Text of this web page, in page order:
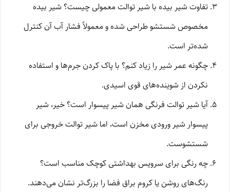
تفاوت شیر بیده با شیر توالت معمولی چیست؟ شیر بیده
مخصوص شستشو طراحی شده و معمولاً فشار آب آن کنترل
شده‌تر است.
چگونه عمر شیر را زیاد کنم؟ با پاک کردن جرم‌ها و استفاده
نکردن از شوینده‌های قوی اسیدی.
آیا شیر توالت فرنگی همان شیر پیسوار است؟ خیر، شیر
پیسوار شیر ورودی مخزن است، اما شیر توالت خروجی برای
شستشوست.
چه رنگی برای سرویس بهداشتی کوچک مناسب است؟
رنگ‌های روشن یا کروم براق فضا را بزرگ‌تر نشان می‌دهند.